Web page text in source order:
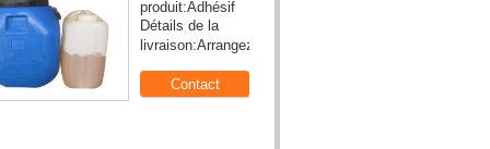
Filtre de HEPA faisant la
machine
produit:Maille de
filtre à air
Longueur:30M